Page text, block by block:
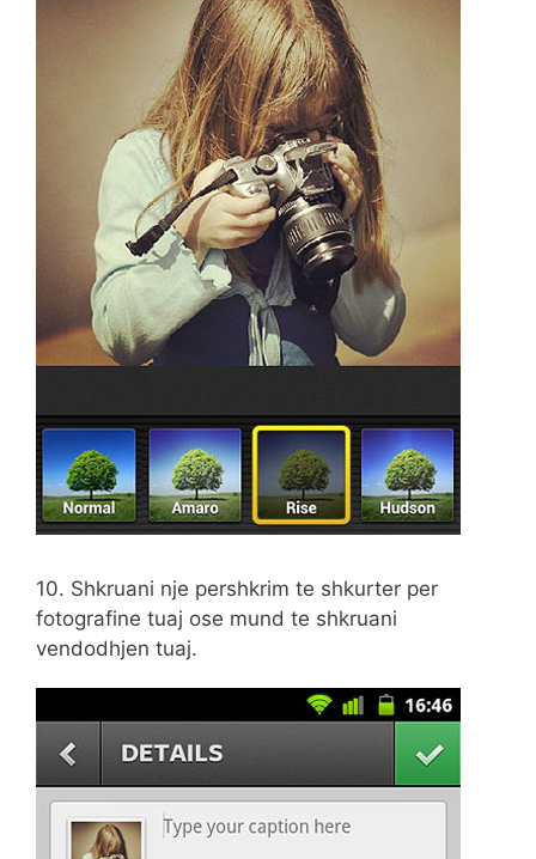
10. Shkruani nje pershkrim te shkurter per
fotografine tuaj ose mund te shkruani
vendodhjen tuaj.